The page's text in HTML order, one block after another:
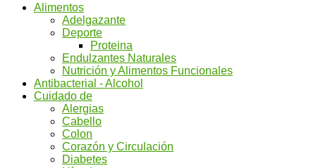
Alimentos
Adelgazante
Deporte
Proteina
Endulzantes Naturales
Nutrición y Alimentos Funcionales
Antibacterial - Alcohol
Cuidado de
Alergias
Cabello
Colon
Corazón y Circulación
Diabetes